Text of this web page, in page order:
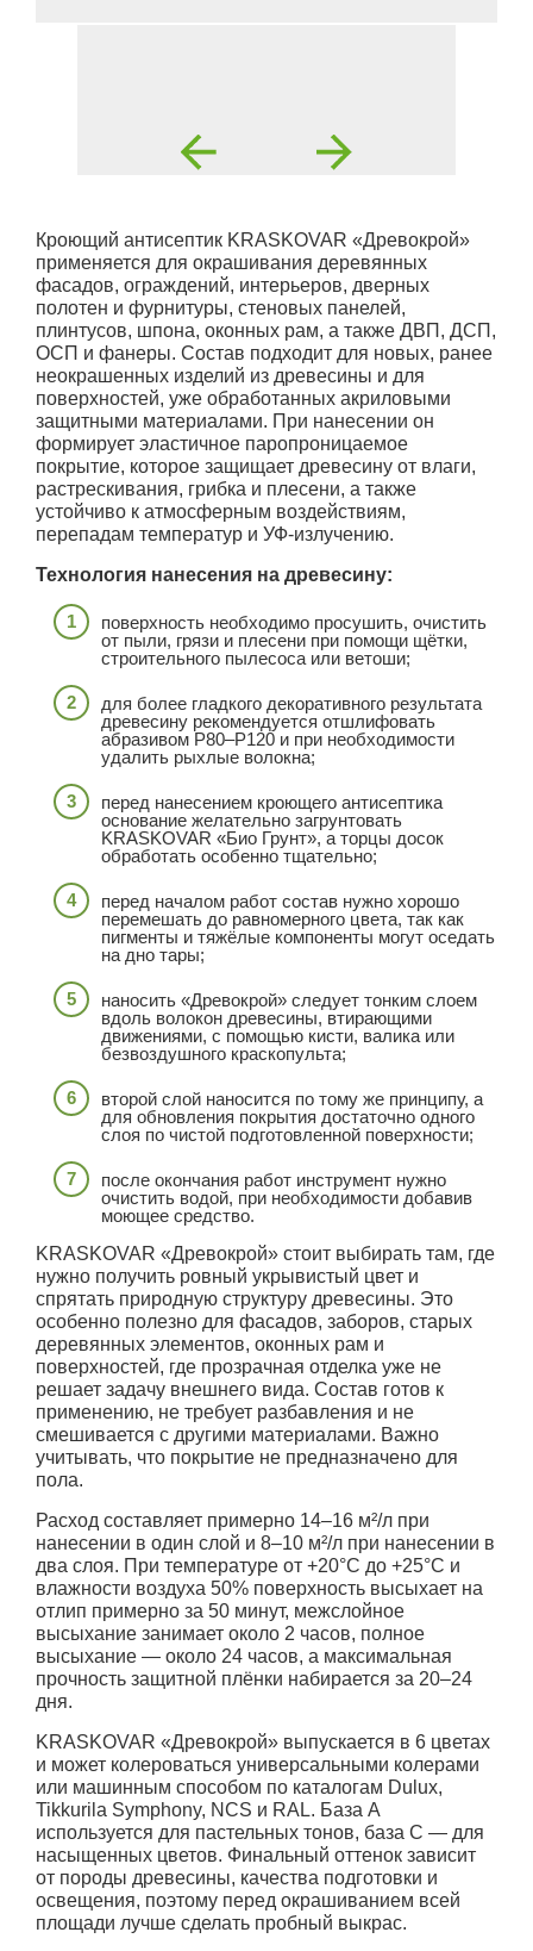
Кроющий антисептик KRASKOVAR «Древокрой»
применяется для окрашивания деревянных
фасадов, ограждений, интерьеров, дверных
полотен и фурнитуры, стеновых панелей,
плинтусов, шпона, оконных рам, а также ДВП, ДСП,
ОСП и фанеры. Состав подходит для новых, ранее
неокрашенных изделий из древесины и для
поверхностей, уже обработанных акриловыми
защитными материалами. При нанесении он
формирует эластичное паропроницаемое
покрытие, которое защищает древесину от влаги,
растрескивания, грибка и плесени, а также
устойчиво к атмосферным воздействиям,
перепадам температур и УФ-излучению.
Технология нанесения на древесину:
поверхность необходимо просушить, очистить
от пыли, грязи и плесени при помощи щётки,
строительного пылесоса или ветоши;
для более гладкого декоративного результата
древесину рекомендуется отшлифовать
абразивом Р80–Р120 и при необходимости
удалить рыхлые волокна;
перед нанесением кроющего антисептика
основание желательно загрунтовать
KRASKOVAR «Био Грунт», а торцы досок
обработать особенно тщательно;
перед началом работ состав нужно хорошо
перемешать до равномерного цвета, так как
пигменты и тяжёлые компоненты могут оседать
на дно тары;
наносить «Древокрой» следует тонким слоем
вдоль волокон древесины, втирающими
движениями, с помощью кисти, валика или
безвоздушного краскопульта;
второй слой наносится по тому же принципу, а
для обновления покрытия достаточно одного
слоя по чистой подготовленной поверхности;
после окончания работ инструмент нужно
очистить водой, при необходимости добавив
моющее средство.
KRASKOVAR «Древокрой» стоит выбирать там, где
нужно получить ровный укрывистый цвет и
спрятать природную структуру древесины. Это
особенно полезно для фасадов, заборов, старых
деревянных элементов, оконных рам и
поверхностей, где прозрачная отделка уже не
решает задачу внешнего вида. Состав готов к
применению, не требует разбавления и не
смешивается с другими материалами. Важно
учитывать, что покрытие не предназначено для
пола.
Расход составляет примерно 14–16 м²/л при
нанесении в один слой и 8–10 м²/л при нанесении в
два слоя. При температуре от +20°С до +25°С и
влажности воздуха 50% поверхность высыхает на
отлип примерно за 50 минут, межслойное
высыхание занимает около 2 часов, полное
высыхание — около 24 часов, а максимальная
прочность защитной плёнки набирается за 20–24
дня.
KRASKOVAR «Древокрой» выпускается в 6 цветах
и может колероваться универсальными колерами
или машинным способом по каталогам Dulux,
Tikkurila Symphony, NCS и RAL. База А
используется для пастельных тонов, база С — для
насыщенных цветов. Финальный оттенок зависит
от породы древесины, качества подготовки и
освещения, поэтому перед окрашиванием всей
площади лучше сделать пробный выкрас.